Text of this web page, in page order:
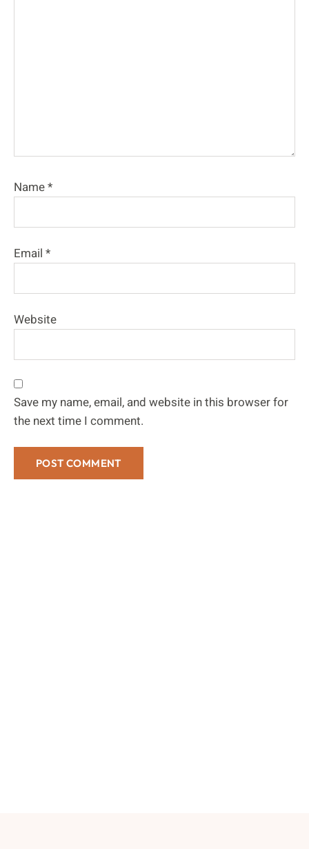
Name*
Email *
Website
Save my name, email, and website in this browser for
the next time I comment.